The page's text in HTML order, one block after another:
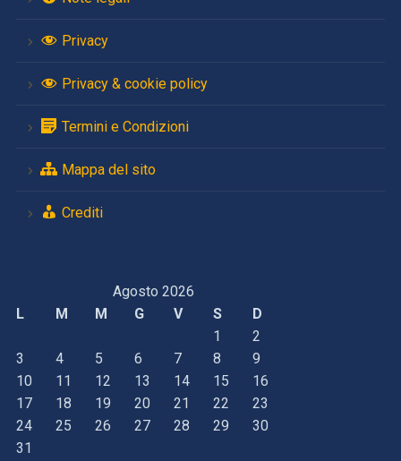
Privacy
Privacy & cookie policy
Termini e Condizioni
Mappa del sito
Crediti
Agosto 2026
L
M M G V S
D
1
2
3
4 5 6 7 8
9
10
11 12 13 14 15
16
17
18 19 20 21 22
23
24
25 26 27 28 29
30
31